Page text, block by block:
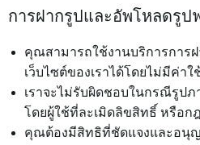
การฝากรูปและอัพโหลดรูป
คุณสามารถใช้งานบริการการ
เว็บไซต์ของเราได้โดยไม่มีค่าใ
เราจะไม่รับผิดชอบในกรณีรูป
โดยผู้ใช้ที่ละเมิดลิขสิทธิ์ หรือก
คุณต้องมีสิทธิที่ชัดแจงและอนุ